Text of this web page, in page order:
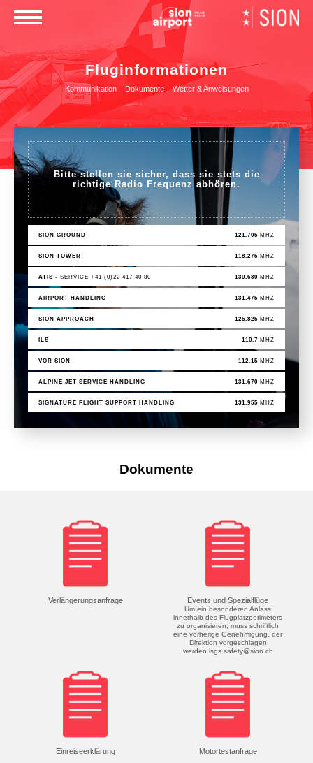
×
Fluginformationen
Kommunikation Dokumente Wetter & Anweisungen
Bitte stellen sie sicher, dass sie stets die
richtige Radio Frequenz abhören.
SION GROUND 121.705 MHZ
SION TOWER 118.275 MHZ
ATIS - SERVICE +41 (0)22 417 40 80 130.630 MHZ
AIRPORT HANDLING 131.475 MHZ
SION APPROACH 126.825 MHZ
ILS 110.7 MHZ
VOR SION 112.15 MHZ
ALPINE JET SERVICE HANDLING 131.670 MHZ
SIGNATURE FLIGHT SUPPORT HANDLING 131.955 MHZ
Dokumente
Verlängerungsanfrage Events und Spezialflüge
Um ein besonderen Anlass
innerhalb des Flugplatzperimeters
zu organisieren, muss schriftlich
eine vorherige Genehmigung, der
Direktion vorgeschlagen
werden. lsgs.safety@sion.ch
Einreiseerklärung Motortestanfrage